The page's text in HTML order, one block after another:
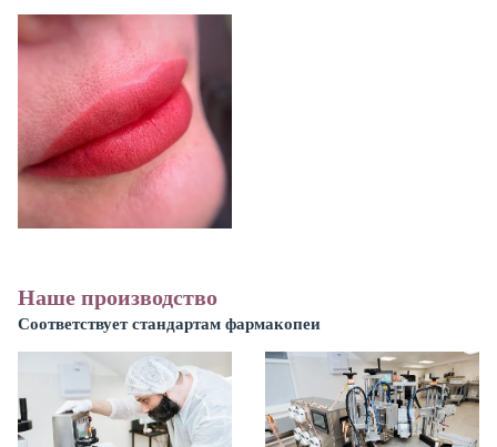
Наше производство
Соответствует стандартам фармакопеи